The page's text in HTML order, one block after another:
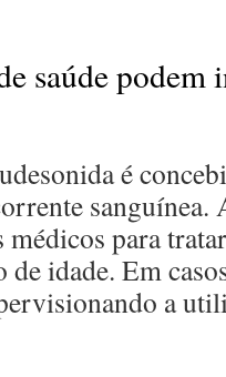
saúde podem
é
sanguínea.
para
de idade. Em
a